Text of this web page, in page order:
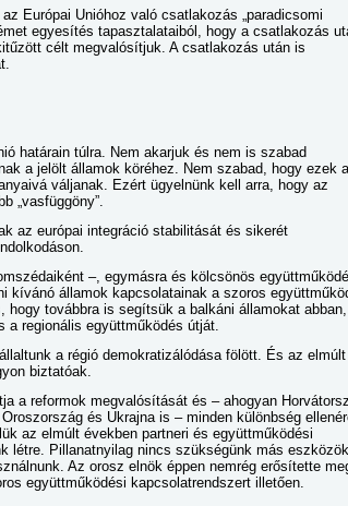
Európai Unióhoz való csatlakozás „paradicsomi
egyesítés tapasztalataiból, hogy a csatlakozás
célt megvalósítjuk. A csatlakozás után is
határain túlra. Nem akarjuk és nem is szabad
a jelölt államok köréhez. Nem szabad, hogy ezek
váljanak. Ezért ügyelnünk kell arra, hogy az
„vasfüggöny”.
az európai integráció stabilitását és sikerét
–, egymásra és kölcsönös
kívánó államok kapcsolatainak a szoros
továbbra is segítsük a balkáni államokat abban,
a regionális együttműködés útját.
a régió demokratizálódása fölött. És az elmúlt
biztatóak.
a reformok megvalósítását és – ahogyan
és Ukrajna is – minden különbség
az elmúlt években partneri és együttműködési
létre. Pillanatnyilag nincs szükségünk más
Az orosz elnök éppen nemrég erősítette
együttműködési kapcsolatrendszert illetően.